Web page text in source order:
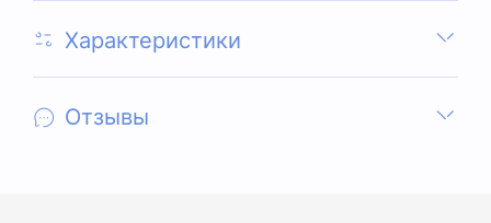
Характеристики
Отзывы